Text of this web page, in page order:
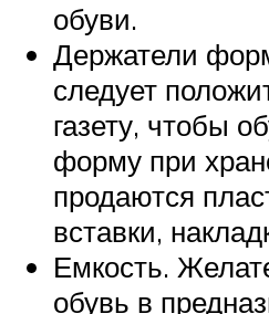
обуви.
Держатели
следует
газету, чтобы
форму при
продаются
вставки,
Емкость.
обувь в